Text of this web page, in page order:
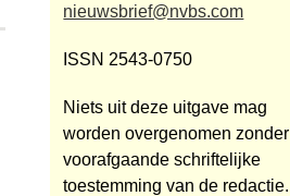
nieuwsbrief@nvbs.com
ISSN 2543-0750
Niets uit deze uitgave mag
worden overgenomen zonder
voorafgaande schriftelijke
toestemming van de redactie.